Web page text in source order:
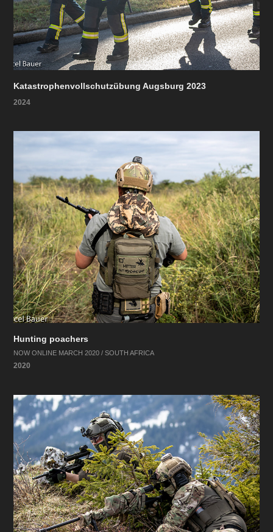
Katastrophenvollschutzübung Augsburg 2023
2024
Hunting poachers
NOW ONLINE MARCH 2020 / SOUTH AFRICA
2020